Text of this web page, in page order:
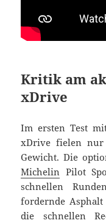
Kritik am
xDrive
Im ersten Test
xDrive fielen nur
Gewicht. Die
Michelin Pilot
schnellen
fordernde
die schnellen